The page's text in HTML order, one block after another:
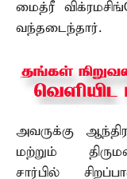
மைத்ரீ
வந்தடைந்தார்.
அவருக்கு
மற்றும்
சார்பில்